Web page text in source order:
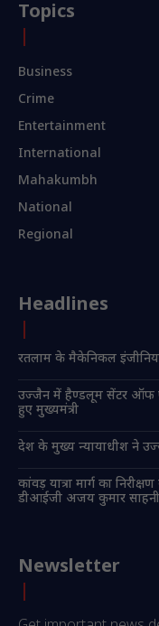
Topics
Business
Crime
Entertainment
International
Mahakumbh
National
Regional
Headlines
रतलाम के मैकेनिकल
उज्जैन में हैण्डलूम सेंटर ऑफ
हुए मुख्यमंत्री
देश के मुख्य न्यायाधीश ने
कांवड़ यात्रा मार्ग का
डीआईजी अजय कुमार
Newsletter